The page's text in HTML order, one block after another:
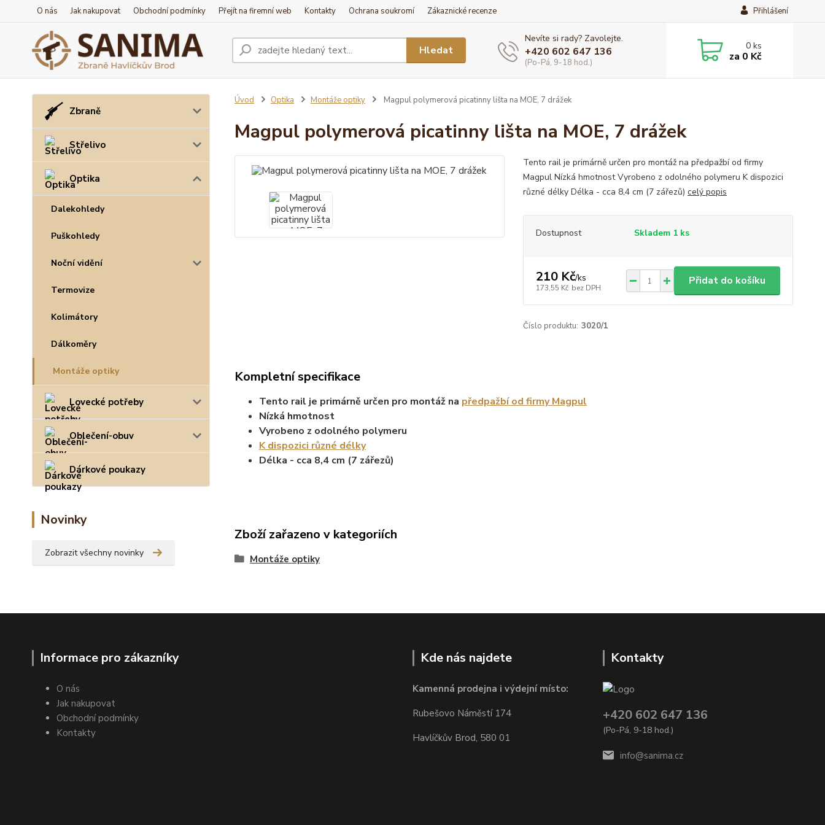
O nás Jak nakupovat Obchodní podmínky Přejít na firemní web Kontakty Ochrana soukromí Zákaznické recenze Přihlášení
Hledat
Nevíte si rady? Zavolejte.
+420 602 647 136
(Po-Pá, 9-18 hod.)
0ks
za 0 Kč
Zbraně
Střelivo
Optika
Dalekohledy
Puškohledy
Noční vidění
Termovize
Kolimátory
Dálkoměry
Montáže optiky
Lovecké potřeby
Oblečení-obuv
Dárkové poukazy
Novinky
Zobrazit všechny novinky
Úvod Optika Montáže optiky Magpul polymerová picatinny lišta na MOE, 7 drážek
Magpul polymerová picatinny lišta na MOE, 7 drážek
Tento rail je primárně určen pro montáž na předpažbí od firmy
Magpul Nízká hmotnost Vyrobeno z odolného polymeru K dispozici
různé délky Délka - cca 8,4 cm (7 zářezů) celý popis
Dostupnost Skladem 1 ks
210 Kč/ks
173,55 Kč bez DPH
Přidat do košíku
Číslo produktu: 3020/1
Kompletní specifikace
Tento rail je primárně určen pro montáž na předpažbí od firmy Magpul
Nízká hmotnost
Vyrobeno z odolného polymeru
K dispozici různé délky
Délka - cca 8,4 cm (7 zářezů)
Zboží zařazeno v kategoriích
Montáže optiky
Informace pro zákazníky
O nás
Jak nakupovat
Obchodní podmínky
Kontakty
Kde nás najdete
Kamenná prodejna i výdejní místo:
Rubešovo Náměstí 174
Havlíčkův Brod, 580 01
Kontakty
+420 602 647 136
(Po-Pá, 9-18 hod.)
info@sanima.cz